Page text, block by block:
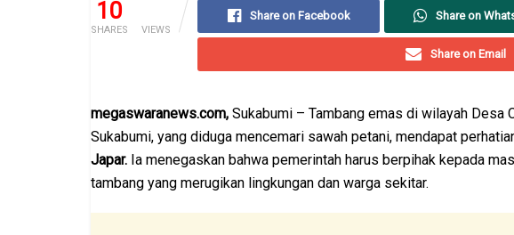
10
SHARES VIEWS
Share on Facebook Share on
Share on Email
megaswaranews.com, Sukabumi – Tambang emas di wilayah Desa
Sukabumi, yang diduga mencemari sawah petani, mendapat
Japar. Ia menegaskan bahwa pemerintah harus berpihak kepada
tambang yang merugikan lingkungan dan warga sekitar.